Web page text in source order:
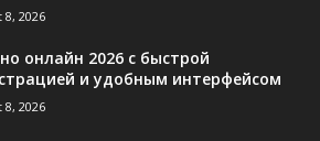
8, 2026
онлайн 2026 с быстрой
и удобным интерфейсом
8, 2026